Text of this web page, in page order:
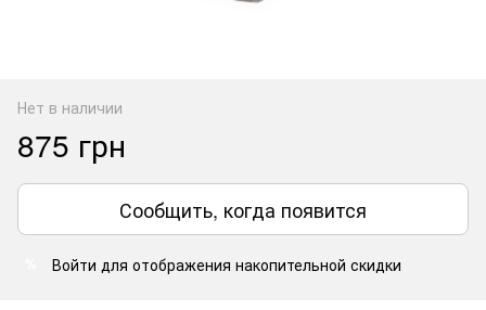
Нет в наличии
875 грн
Сообщить, когда появится
Войти для отображения накопительной скидки